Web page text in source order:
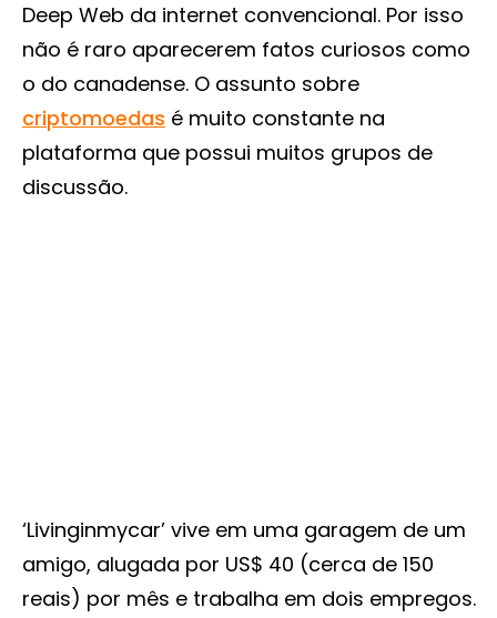
Deep Web da internet convencional. Por isso
não é raro aparecerem fatos curiosos como
o do canadense. O assunto sobre
criptomoedas é muito constante na
plataforma que possui muitos grupos de
discussão.
‘Livinginmycar’ vive em uma garagem de um
amigo, alugada por US$ 40 (cerca de 150
reais) por mês e trabalha em dois empregos.